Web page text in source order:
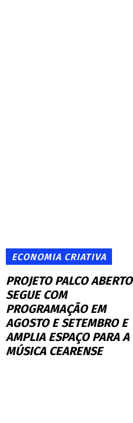
ECONOMIA CRIATIVA
PROJETO PALCO ABERTO
SEGUE COM
PROGRAMAÇÃO EM
AGOSTO E SETEMBRO E
AMPLIA ESPAÇO PARA A
MÚSICA CEARENSE